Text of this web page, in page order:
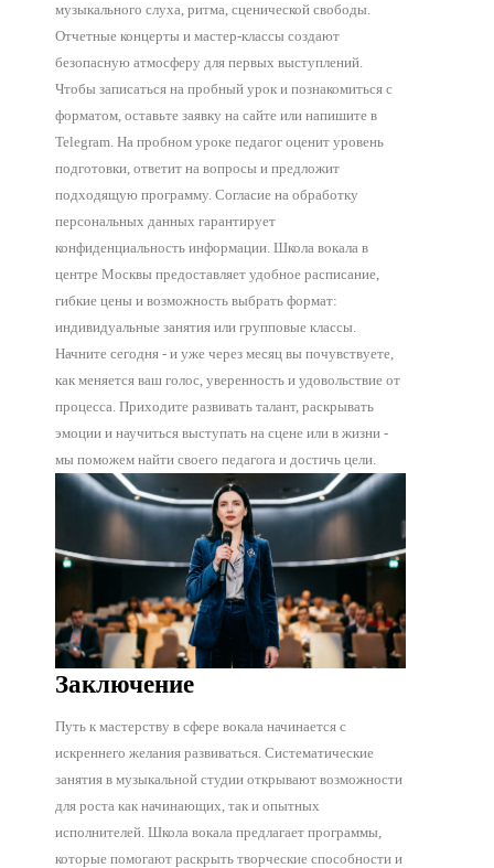
музыкального слуха, ритма, сценической свободы.
Отчетные концерты и мастер-классы создают
безопасную атмосферу для первых выступлений.
Чтобы записаться на пробный урок и познакомиться с
форматом, оставьте заявку на сайте или напишите в
Telegram. На пробном уроке педагог оценит уровень
подготовки, ответит на вопросы и предложит
подходящую программу. Согласие на обработку
персональных данных гарантирует
конфиденциальность информации. Школа вокала в
центре Москвы предоставляет удобное расписание,
гибкие цены и возможность выбрать формат:
индивидуальные занятия или групповые классы.
Начните сегодня - и уже через месяц вы почувствуете,
как меняется ваш голос, уверенность и удовольствие от
процесса. Приходите развивать талант, раскрывать
эмоции и научиться выступать на сцене или в жизни -
мы поможем найти своего педагога и достичь цели.
Заключение
Путь к мастерству в сфере вокала начинается с
искреннего желания развиваться. Систематические
занятия в музыкальной студии открывают возможности
для роста как начинающих, так и опытных
исполнителей. Школа вокала предлагает программы,
которые помогают раскрыть творческие способности и